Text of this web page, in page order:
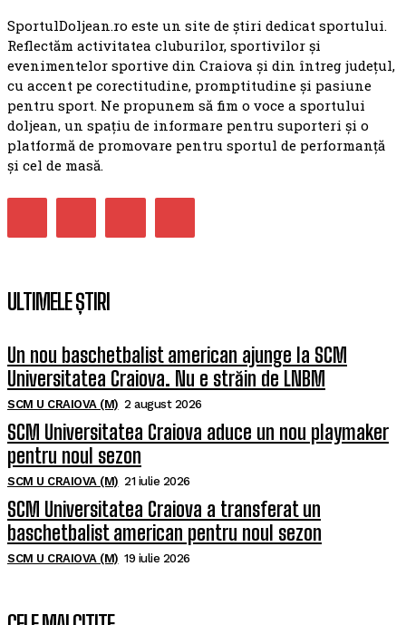
SportulDoljean.ro este un site de știri dedicat sportului.
Reflectăm activitatea cluburilor, sportivilor și
evenimentelor sportive din Craiova și din întreg județul,
cu accent pe corectitudine, promptitudine și pasiune
pentru sport. Ne propunem să fim o voce a sportului
doljean, un spațiu de informare pentru suporteri și o
platformă de promovare pentru sportul de performanță
și cel de masă.
ULTIMELE ȘTIRI
Un nou baschetbalist american ajunge la SCM
Universitatea Craiova. Nu e străin de LNBM
SCM U CRAIOVA (M) 2 august 2026
SCM Universitatea Craiova aduce un nou playmaker
pentru noul sezon
SCM U CRAIOVA (M) 21 iulie 2026
SCM Universitatea Craiova a transferat un
baschetbalist american pentru noul sezon
SCM U CRAIOVA (M) 19 iulie 2026